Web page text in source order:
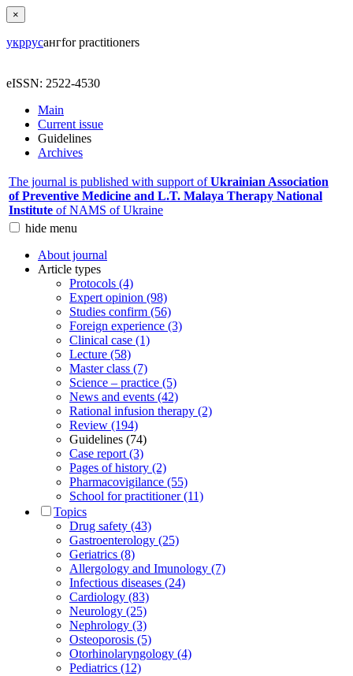
×
укррусангfor practitioners
eISSN: 2522-4530
Main
Current issue
Guidelines
Archives
The journal is published with support ofUkrainian Association
of Preventive Medicine and L.T. Malaya Therapy National
Institute of NAMS of Ukraine
hide menu
About journal
Article types
Protocols (4)
Expert opinion (98)
Studies confirm (56)
Foreign experience (3)
Clinical case (1)
Lecture (58)
Master class (7)
Science – practice (5)
News and events (42)
Rational infusion therapy (2)
Review (194)
Guidelines (74)
Case report (3)
Pages of history (2)
Pharmacovigilance (55)
School for practitioner (11)
Topics
Drug safety (43)
Gastroenterology (25)
Geriatrics (8)
Allergology and Imunology (7)
Infectious diseases (24)
Cardiology (83)
Neurology (25)
Nephrology (3)
Osteoporosis (5)
Otorhinolaryngology (4)
Pediatrics (12)